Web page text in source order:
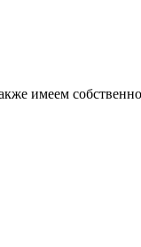
имеем